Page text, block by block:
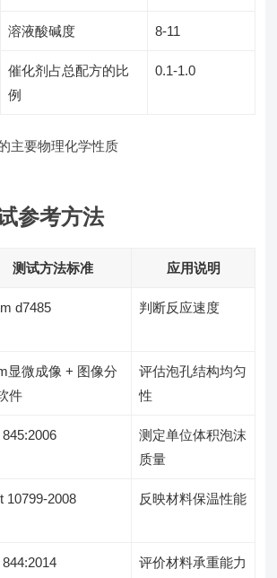
溶液酸碱度 8-11
催化剂占总配方的比
例
0.1-1.0
主要物理化学性质
参考方法
测试方法标准 应用说明
d7485 判断反应速度
显微成像 + 图像分
件
评估泡孔结构均匀
性
845:2006
测定单位体积泡沫
质量
10799-2008 反映材料保温性能
844:2014 评价材料承重能力